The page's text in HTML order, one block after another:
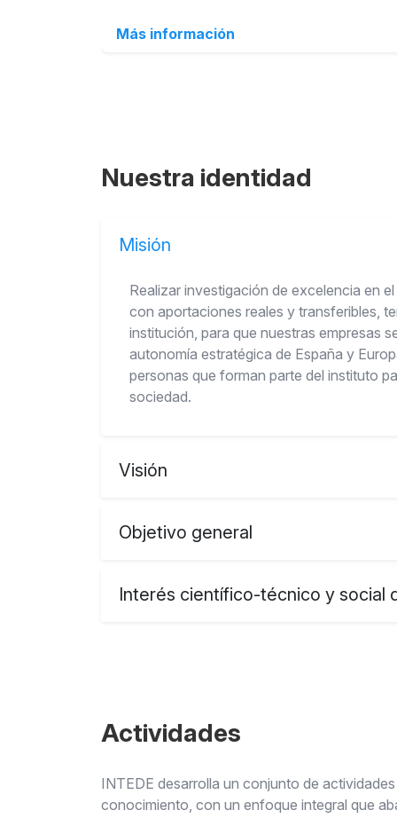
Más información
Nuestra identidad
Misión
Realizar investigación de excelencia en
con aportaciones reales y transferibles,
institución, para que nuestras empresas
autonomía estratégica de España y
personas que forman parte del instituto
sociedad.
Visión
Objetivo general
Interés científico-técnico y social
Actividades
INTEDE desarrolla un conjunto de
conocimiento, con un enfoque integral que